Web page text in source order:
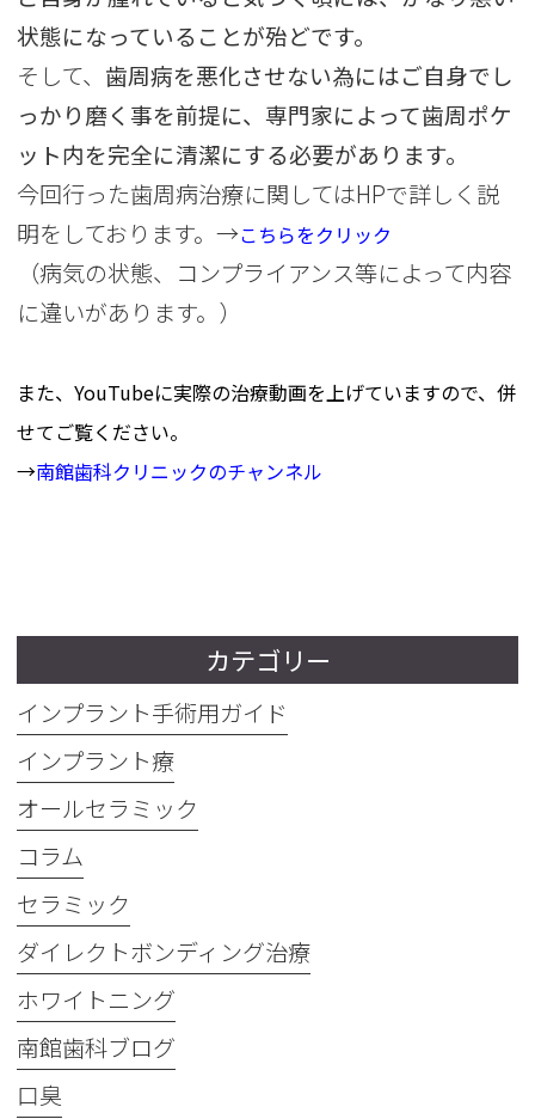
状態になっていることが殆どです。
そして、 歯周病を悪化させない為にはご自身でし
っかり磨く事を前提に、専門家によって歯周ポケ
ット内を完全に清潔にする必要があります。
今回行った歯周病治療に関してはHPで詳しく説
明をしております。→こちらをクリック
（病気の状態、コンプライアンス等によって内容
に違いがあります。）
また、YouTubeに実際の治療動画を上げていますので、併
せてご覧ください。
→南館歯科クリニックのチャンネル
カテゴリー
インプラント手術用ガイド
インプラント療
オールセラミック
コラム
セラミック
ダイレクトボンディング治療
ホワイトニング
南館歯科ブログ
口臭